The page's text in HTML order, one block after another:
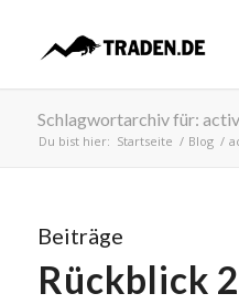
Schlagwortarchiv für:
Du bist hier: Startseite / Blog /
Beiträge
Rückblick